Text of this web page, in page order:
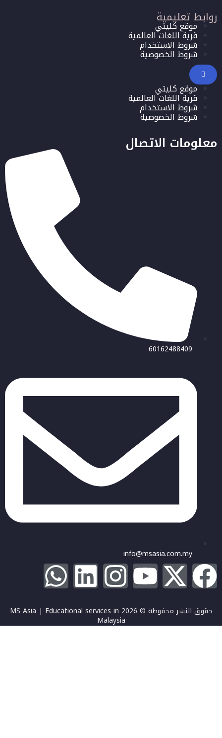
روابط تعليمية
موقع كليتي
قرية اللغات العالمية
شروط الاستخدام
شروط الخصوصية
موقع كليتي
قرية اللغات العالمية
شروط الاستخدام
شروط الخصوصية
معلومات الاتصال
60162488409
info@msasia.com.my
حقوق النشر محفوظة © 2026 MS Asia | Educational services in
Malaysia